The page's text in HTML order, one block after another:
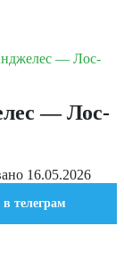
— Лос-
— Лос-
16.05.2026
телеграм